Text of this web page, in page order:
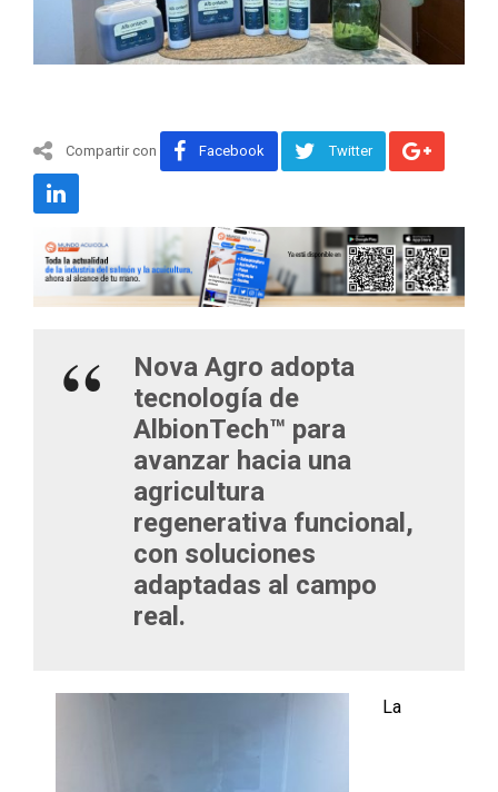
Compartir con Facebook Twitter
Nova Agro adopta
tecnología de
AlbionTech™ para
avanzar hacia una
agricultura
regenerativa funcional,
con soluciones
adaptadas al campo
real.
La